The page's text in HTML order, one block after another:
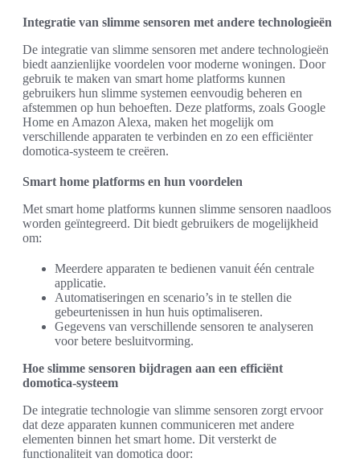
Integratie van slimme sensoren met andere technologieën
De integratie van slimme sensoren met andere technologieën
biedt aanzienlijke voordelen voor moderne woningen. Door
gebruik te maken van smart home platforms kunnen
gebruikers hun slimme systemen eenvoudig beheren en
afstemmen op hun behoeften. Deze platforms, zoals Google
Home en Amazon Alexa, maken het mogelijk om
verschillende apparaten te verbinden en zo een efficiënter
domotica-systeem te creëren.
Smart home platforms en hun voordelen
Met smart home platforms kunnen slimme sensoren naadloos
worden geïntegreerd. Dit biedt gebruikers de mogelijkheid
om:
Meerdere apparaten te bedienen vanuit één centrale
applicatie.
Automatiseringen en scenario’s in te stellen die
gebeurtenissen in hun huis optimaliseren.
Gegevens van verschillende sensoren te analyseren
voor betere besluitvorming.
Hoe slimme sensoren bijdragen aan een efficiënt
domotica-systeem
De integratie technologie van slimme sensoren zorgt ervoor
dat deze apparaten kunnen communiceren met andere
elementen binnen het smart home. Dit versterkt de
functionaliteit van domotica door: